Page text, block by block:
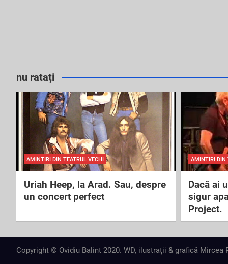
nu ratați
AMINTIRI DIN TEATRUL VECHI
Uriah Heep, la Arad. Sau, despre
un concert perfect
AMINTIRI DIN
Dacă ai
sigur
Project.
Copyright © Ovidiu Balint 2020. WD, ilustrații & grafică Mircea